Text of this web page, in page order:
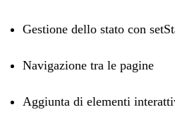
Gestione dello stato con
Navigazione tra le pagine
Aggiunta di elementi